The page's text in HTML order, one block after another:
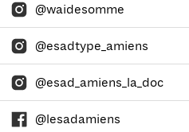
@waidesomme
@esadtype_amiens
@esad_amiens_la_doc
@lesadamiens